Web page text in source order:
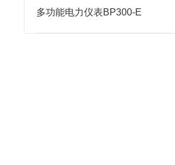
多功能电力仪表BP300-E